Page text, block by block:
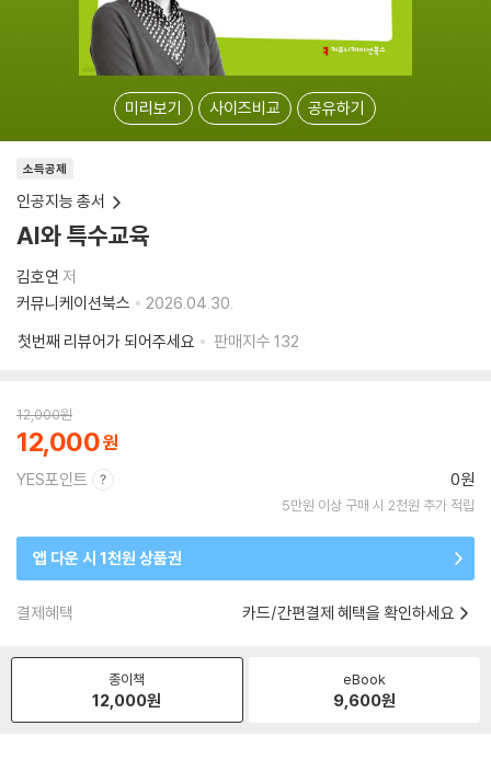
미리보기 사이즈비교 공유하기
소득공제
인공지능 총서
AI와 특수교육
김호연 저
커뮤니케이션북스
2026.04.30.
첫번째 리뷰어가 되어주세요
판매지수 132
12,000원
12,000
YES포인트 0원
5만원 이상 구매 시 2천원 추가 적립
앱 다운 시 1천원 상품권
결제혜택 카드/간편결제 혜택을 확인하세요
종이책
12,000원
eBook
9,600원